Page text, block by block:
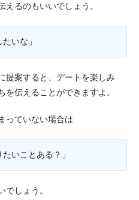
えるのもいいでしょう。
いな」
提案すると、デートを楽しみ
伝えることができますよ。
っていない場合は
いことある？」
でしょう。